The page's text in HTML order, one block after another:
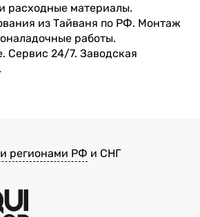
расходные материалы.
из Тайваня по РФ. Монтаж
работы.
Сервис 24/7. Заводская
регионами РФ и СНГ